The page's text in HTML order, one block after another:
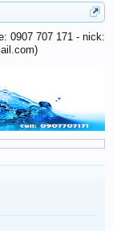
0907 707 171 - nick: